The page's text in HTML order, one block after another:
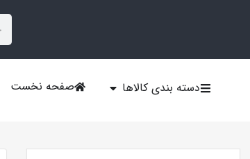
دسته بندی کالاها صفحه نخست